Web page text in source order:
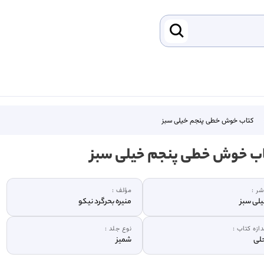
کتاب خوش خطی پنجم خیلی سبز
خوش خطی پنجم خیلی سبز
:
سبز
مؤلف :
منیره بحرگرد نیکو
کتاب : نوع جلد :
شمیز